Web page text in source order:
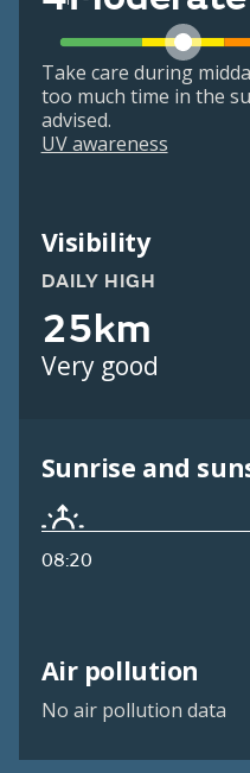
Take care during
too much time in the
advised.
UV awareness
Visibility
DAILY HIGH
25km
Very good
Sunrise and
08:20
Air pollution
No air pollution data